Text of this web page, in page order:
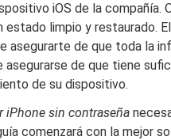
iOS de la compañía.
limpio y restaurado.
asegurarte de que toda la
de que tiene
de su dispositivo.
iPhone sin contraseña
comenzará con la mejor